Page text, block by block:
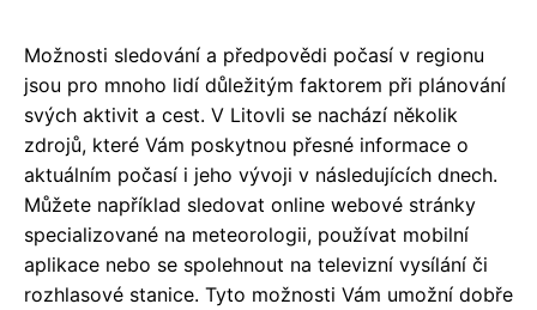
Možnosti sledování a předpovědi počasí v regionu
jsou pro mnoho lidí důležitým faktorem při plánování
svých aktivit a cest. V Litovli se nachází několik
zdrojů, které Vám poskytnou přesné informace o
aktuálním počasí i jeho vývoji v následujících dnech.
Můžete například sledovat online webové stránky
specializované na meteorologii, používat mobilní
aplikace nebo se spolehnout na televizní vysílání či
rozhlasové stanice. Tyto možnosti Vám umožní dobře